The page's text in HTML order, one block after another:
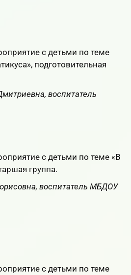
с детьми по теме
подготовительная
воспитатель
с детьми по теме «В
группа.
воспитатель МБДОУ
с детьми по теме